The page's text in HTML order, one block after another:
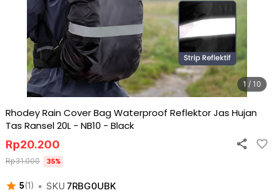
1 / 10
Rhodey Rain Cover Bag Waterproof Reflektor Jas Hujan
Tas Ransel 20L - NB10 - Black
5(1 ) • SKU 7RBG0UBK
Rp20.200
Rp31.000 35%